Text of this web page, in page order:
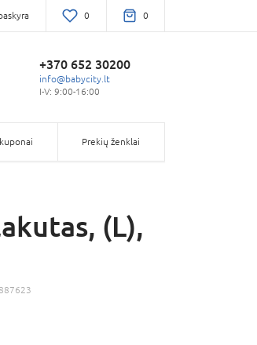
0 0
+370 652 30200
info@babycity.lt
I-V: 9:00-16:00
Prekių ženklai
(L),